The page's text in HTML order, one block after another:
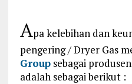
Apa kelebihan dan
pengering / Dryer Gas
Groupsebagai
adalah sebagai berikut :